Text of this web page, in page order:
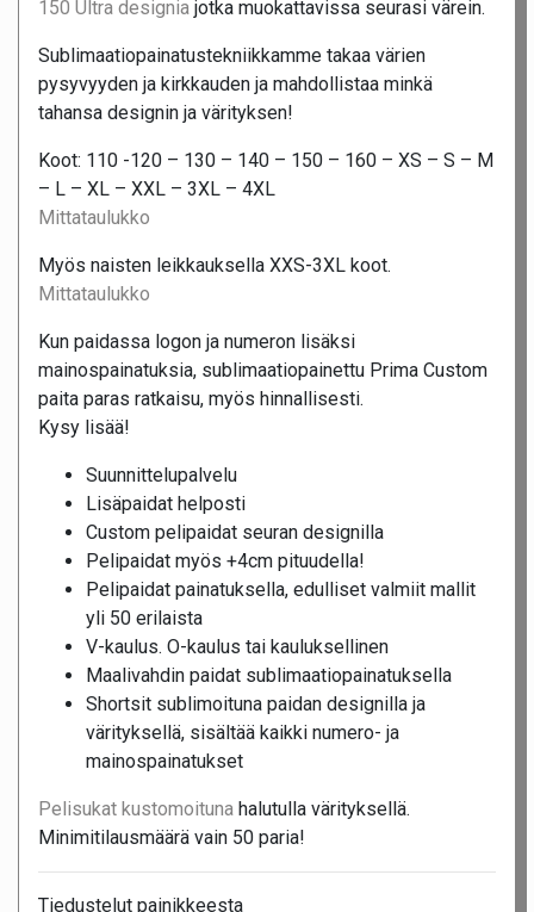
150 Ultra designia jotka muokattavissa seurasi värein.
Sublimaatiopainatustekniikkamme takaa värien
pysyvyyden ja kirkkauden ja mahdollistaa minkä
tahansa designin ja värityksen!
Koot: 110 -120 – 130 – 140 – 150 – 160 – XS – S – M
– L – XL – XXL – 3XL – 4XL
Mittataulukko
Myös naisten leikkauksella XXS-3XL koot.
Mittataulukko
Kun paidassa logon ja numeron lisäksi
mainospainatuksia, sublimaatiopainettu Prima Custom
paita paras ratkaisu, myös hinnallisesti.
Kysy lisää!
Suunnittelupalvelu
Lisäpaidat helposti
Custom pelipaidat seuran designilla
Pelipaidat myös +4cm pituudella!
Pelipaidat painatuksella, edulliset valmiit mallit
yli 50 erilaista
V-kaulus. O-kaulus tai kauluksellinen
Maalivahdin paidat sublimaatiopainatuksella
Shortsit sublimoituna paidan designilla ja
värityksellä, sisältää kaikki numero- ja
mainospainatukset
Pelisukat kustomoituna halutulla värityksellä.
Minimitilausmäärä vain 50 paria!
Tiedustelut painikkeesta